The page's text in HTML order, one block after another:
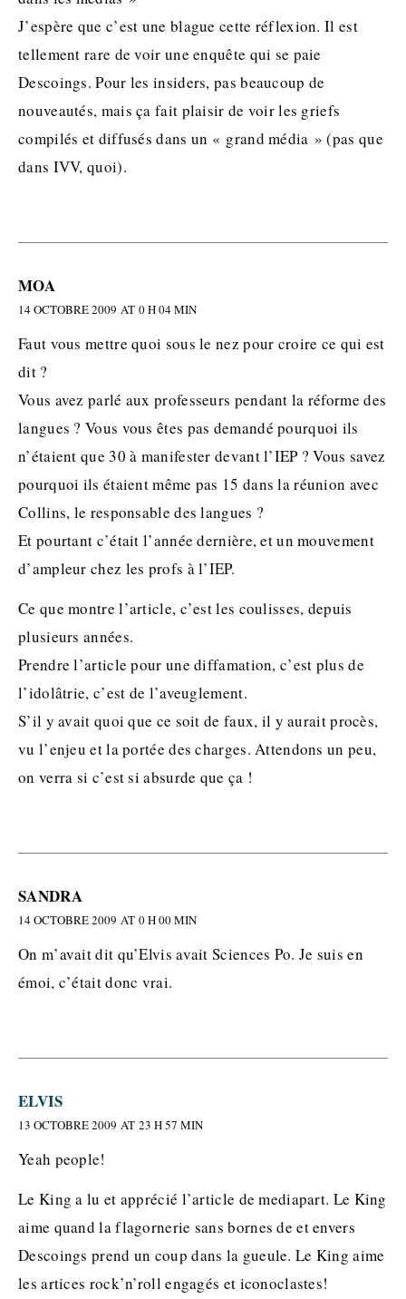
J’espère que c’est une blague cette réflexion. Il est
tellement rare de voir une enquête qui se paie
Descoings. Pour les insiders, pas beaucoup de
nouveautés, mais ça fait plaisir de voir les griefs
compilés et diffusés dans un « grand média » (pas que
dans IVV, quoi).
MOA
14 OCTOBRE 2009 AT 0 H 04 MIN
Faut vous mettre quoi sous le nez pour croire ce qui est
dit ?
Vous avez parlé aux professeurs pendant la réforme des
langues ? Vous vous êtes pas demandé pourquoi ils
n’étaient que 30 à manifester devant l’IEP ? Vous savez
pourquoi ils étaient même pas 15 dans la réunion avec
Collins, le responsable des langues ?
Et pourtant c’était l’année dernière, et un mouvement
d’ampleur chez les profs à l’IEP.
Ce que montre l’article, c’est les coulisses, depuis
plusieurs années.
Prendre l’article pour une diffamation, c’est plus de
l’idolâtrie, c’est de l’aveuglement.
S’il y avait quoi que ce soit de faux, il y aurait procès,
vu l’enjeu et la portée des charges. Attendons un peu,
on verra si c’est si absurde que ça !
SANDRA
14 OCTOBRE 2009 AT 0 H 00 MIN
On m’avait dit qu’Elvis avait Sciences Po. Je suis en
émoi, c’était donc vrai.
ELVIS
13 OCTOBRE 2009 AT 23 H 57 MIN
Yeah people!
Le King a lu et apprécié l’article de mediapart. Le King
aime quand la flagornerie sans bornes de et envers
Descoings prend un coup dans la gueule. Le King aime
les artices rock’n’roll engagés et iconoclastes!